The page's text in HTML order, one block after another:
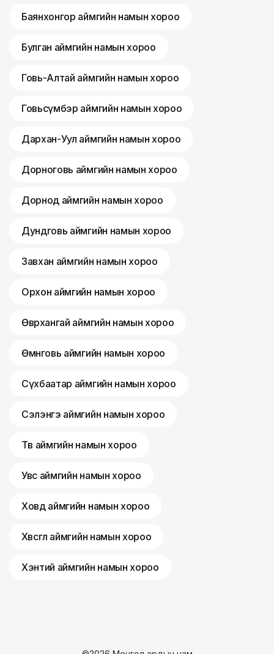
Баянхонгор аймгийн намын хороо
Булган аймгийн намын хороо
Говь-Алтай аймгийн намын хороо
Говьсүмбэр аймгийн намын хороо
Дархан-Уул аймгийн намын хороо
Дорноговь аймгийн намын хороо
Дорнод аймгийн намын хороо
Дундговь аймгийн намын хороо
Завхан аймгийн намын хороо
Орхон аймгийн намын хороо
Өвөрхангай аймгийн намын хороо
Өмнөговь аймгийн намын хороо
Сүхбаатар аймгийн намын хороо
Сэлэнгэ аймгийн намын хороо
Төв аймгийн намын хороо
Увс аймгийн намын хороо
Ховд аймгийн намын хороо
Хөвсгөл аймгийн намын хороо
Хэнтий аймгийн намын хороо